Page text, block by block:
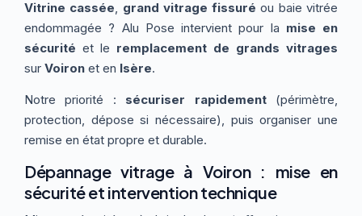
Thermographie ACTUALITÉS
Vitrine cassée grand vitrage fissuré ou baie vitrée
endommagée ? Alu Pose intervient pour la mise en
sécurité et le remplacement de grands vitrages
sur Voiron et en Isère.
Notre priorité : sécuriser rapidement(périmètre,
protection, dépose si nécessaire), puis organiser une
remise en état propre et durable.
Dépannage vitrage à Voiron : mise en
sécurité et intervention technique